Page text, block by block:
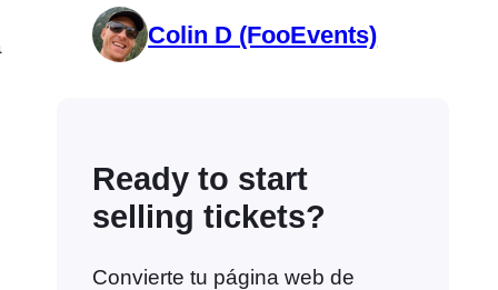
Colin D (FooEvents)
Ready to start
selling tickets?
Convierte tu página web de